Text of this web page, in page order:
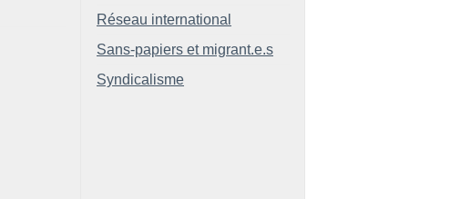
Réseau international
Sans-papiers et migrant.e.s
Syndicalisme